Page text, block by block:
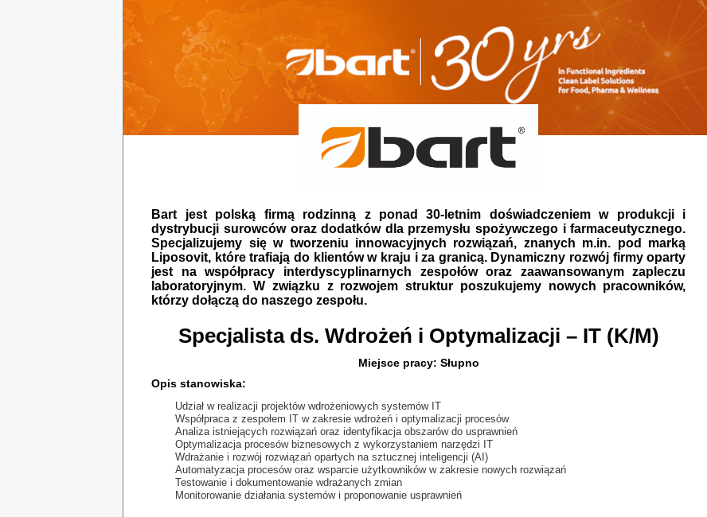
Bart jest polską firmą rodzinną z ponad 30-letnim doświadczeniem w produkcji i
dystrybucji surowców oraz dodatków dla przemysłu spożywczego i farmaceutycznego.
Specjalizujemy się w tworzeniu innowacyjnych rozwiązań, znanych m.in. pod marką
Liposovit, które trafiają do klientów w kraju i za granicą. Dynamiczny rozwój firmy oparty
jest na współpracy interdyscyplinarnych zespołów oraz zaawansowanym zapleczu
laboratoryjnym. W związku z rozwojem struktur poszukujemy nowych pracowników,
którzy dołączą do naszego zespołu.
Specjalista ds. Wdrożeń i Optymalizacji – IT (K/M)
Miejsce pracy: Słupno
Opis stanowiska:
Udział w realizacji projektów wdrożeniowych systemów IT
Współpraca z zespołem IT w zakresie wdrożeń i optymalizacji procesów
Analiza istniejących rozwiązań oraz identyfikacja obszarów do usprawnień
Optymalizacja procesów biznesowych z wykorzystaniem narzędzi IT
Wdrażanie i rozwój rozwiązań opartych na sztucznej inteligencji (AI)
Automatyzacja procesów oraz wsparcie użytkowników w zakresie nowych rozwiązań
Testowanie i dokumentowanie wdrażanych zmian
Monitorowanie działania systemów i proponowanie usprawnień